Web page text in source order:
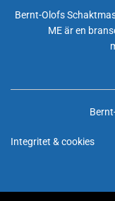
Bernt-Olofs
ME är en
Integritet & cookies